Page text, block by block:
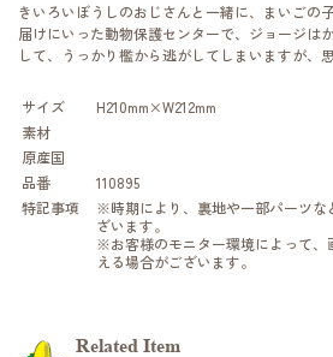
きいろいぼうしのおじさんと一緒に、まいごの
届けにいった動物保護センターで、ジョージは
して、うっかり檻から逃がしてしまいますが、
サイズ
H210mm×W212mm
素材
原産国
品番
110895
特記事項
※時期により、裏地や一部パーツな
ざいます。
※お客様のモニター環境によって、
える場合がございます。
Related Item